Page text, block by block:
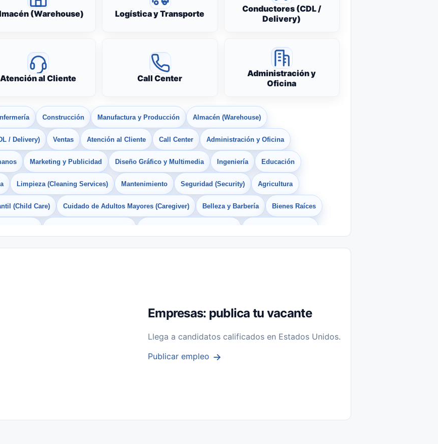
(Warehouse) Logística y Transporte
Conductores (CDL /
Delivery)
Atención al Cliente Call Center
Administración y
Oficina
Construcción Manufactura y Producción Almacén (Warehouse)
/ Delivery) Ventas Atención al Cliente Call Center Administración y Oficina
Marketing y Publicidad Diseño Gráfico y Multimedia Ingeniería Educación
Limpieza (Cleaning Services) Mantenimiento Seguridad (Security) Agricultura
(Child Care) Cuidado de Adultos Mayores (Caregiver) Belleza y Barbería Bienes Raíces
para Estudiantes Empleos Bilingües (English/Spanish) Sin Experiencia
Empresas: publica tu vacante
Llega a candidatos calificados en Estados Unidos.
Publicar empleo